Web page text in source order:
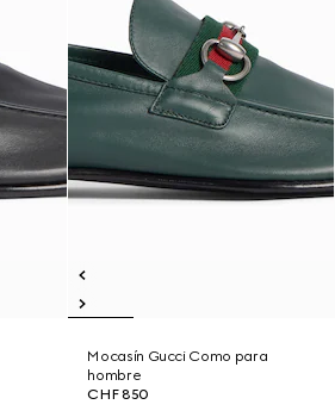
Mocasín Gucci Como para
hombre
CHF 850